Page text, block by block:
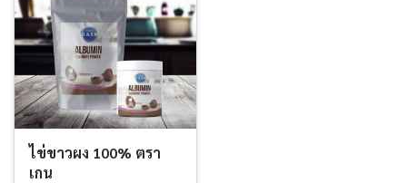
ไข่ขาวผง 100% ตรา
เกน